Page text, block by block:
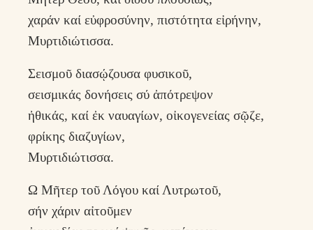
χαράν καί εὐφροσύνην, πιστότητα εἰρήνην,
Μυρτιδιώτισσα.
Σεισμοῦ διασῴζουσα φυσικοῦ,
σεισμικάς δονήσεις σύ ἀπότρεψον
ἠθικάς, καί ἐκ ναυαγίων, οἰκογενείας σῷζε,
φρίκης διαζυγίων,
Μυρτιδιώτισσα.
Ω Μῆτερ τοῦ Λόγου καί Λυτρωτοῦ,
σήν χάριν αἰτοῦμεν